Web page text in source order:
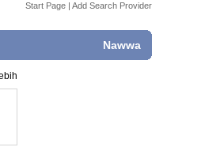
Start Page | Add Search Provider
Nawwa